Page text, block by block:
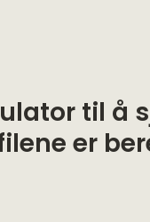
til å
er